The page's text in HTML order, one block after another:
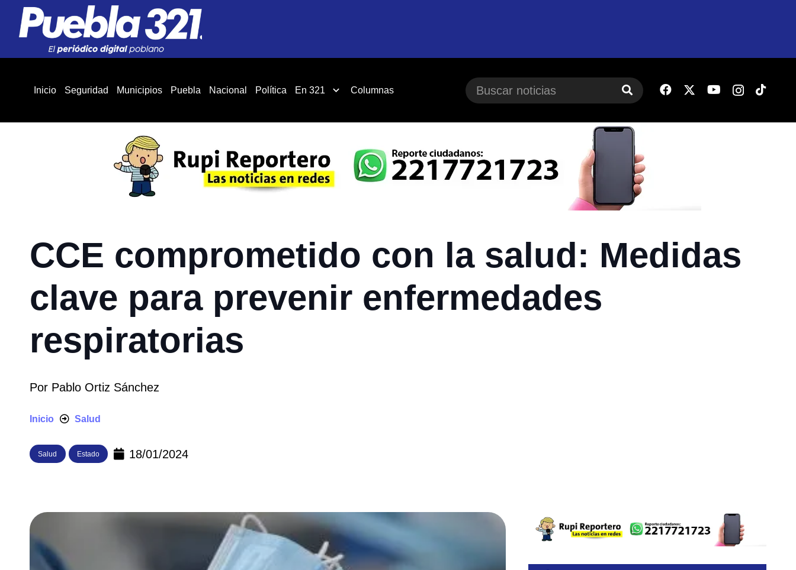
Inicio Seguridad Municipios Puebla Nacional Política En 321 Columnas
CCE comprometido con la salud: Medidas
clave para prevenir enfermedades
respiratorias
Por Pablo Ortiz Sánchez
Inicio Salud
Salud Estado 18/01/2024